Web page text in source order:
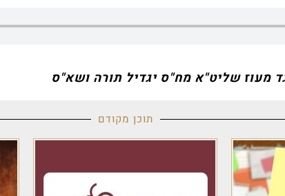
מעוז שליט"א מח"ס יגדיל תורה ושא"ס
תוכן מקודם